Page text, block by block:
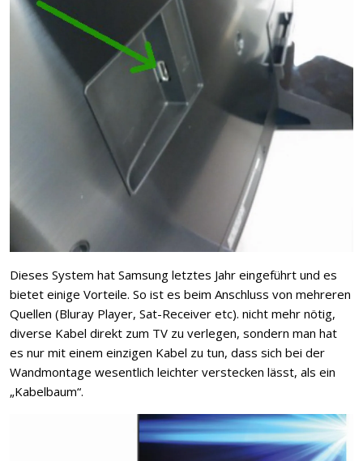
Dieses System hat Samsung letztes Jahr eingeführt und es
bietet einige Vorteile. So ist es beim Anschluss von mehreren
Quellen (Bluray Player, Sat-Receiver etc). nicht mehr nötig,
diverse Kabel direkt zum TV zu verlegen, sondern man hat
es nur mit einem einzigen Kabel zu tun, dass sich bei der
Wandmontage wesentlich leichter verstecken lässt, als ein
„Kabelbaum“.